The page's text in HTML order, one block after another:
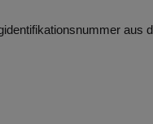
aus